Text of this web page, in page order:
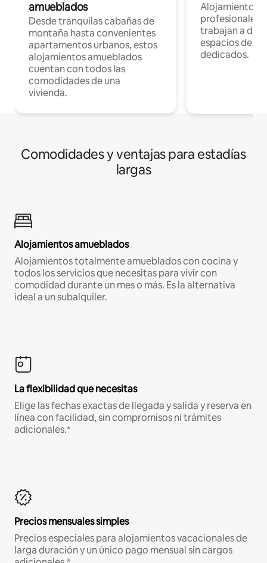
amueblados
Desde tranquilas cabañas de
montaña hasta convenientes
apartamentos urbanos, estos
alojamientos amueblados
cuentan con todos las
comodidades de una
vivienda.
Alojamientos
profesionales
trabajan a
espacios de
dedicados.
Comodidades y ventajas para estadías
largas
Alojamientos amueblados
Alojamientos totalmente amueblados con cocina y
todos los servicios que necesitas para vivir con
comodidad durante un mes o más. Es la alternativa
ideal a un subalquiler.
La flexibilidad que necesitas
Elige las fechas exactas de llegada y salida y reserva en
línea con facilidad, sin compromisos ni trámites
adicionales.*
Precios mensuales simples
Precios especiales para alojamientos vacacionales de
larga duración y un único pago mensual sin cargos